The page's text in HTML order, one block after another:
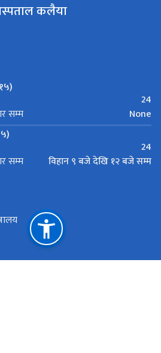
कलैया
24
सम्म
None
24
सम्म
विहान ९ बजे देखि १२ बजे सम्म